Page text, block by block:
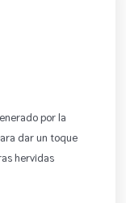
por la
dar un toque
hervidas